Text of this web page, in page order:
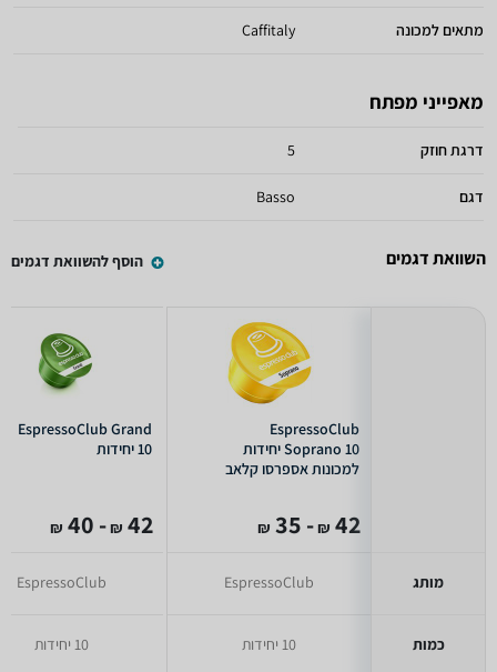
מתאים למכונה Caffitaly
מאפייני מפתח
דרגת חוזק 5
דגם Basso
השוואת דגמים הוסף להשוואת דגמים
מותג
כמות
EspressoClub
Soprano 10 יחידות
למכונות אספרסו קלאב
42
₪
- 35
₪
EspressoClub
10 יחידות
EspressoClub Grand
10 יחידות
42
₪
- 40
₪
EspressoClub
10 יחידות